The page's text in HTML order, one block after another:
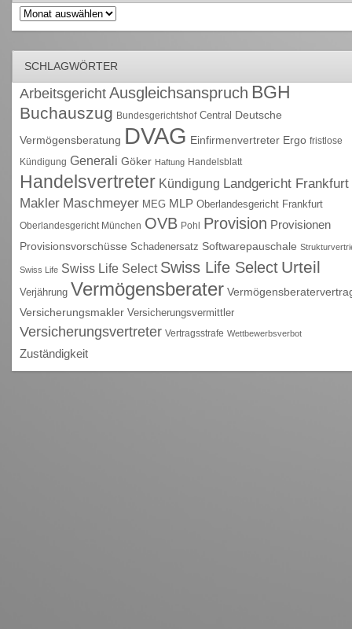
Archiv
SCHLAGWÖRTER
Arbeitsgericht Ausgleichsanspruch BGH
Buchauszug Bundesgerichtshof Central Deutsche
Vermögensberatung DVAG Einfirmenvertreter Ergo fristlose
Kündigung Generali Göker Haftung Handelsblatt
Handelsvertreter Kündigung Landgericht Frankfurt
Makler Maschmeyer MEG MLP Oberlandesgericht Frankfurt
Oberlandesgericht München OVB Pohl Provision Provisionen
Provisionsvorschüsse Schadenersatz Softwarepauschale
Swiss Life Swiss Life Select Swiss Life Select Urteil
Verjährung Vermögensberater
Versicherungsmakler Versicherungsvermittler
Versicherungsvertreter Vertragsstrafe Wettbewerbsverbot
Zuständigkeit